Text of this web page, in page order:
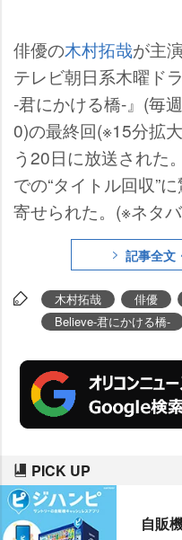
俳優の木村拓哉が主
テレビ朝日系木曜ド
-君にかける橋-』(毎
0)の最終回(※15分拡
う20日に放送された
での“タイトル回収”
寄せられた。(※ネタ
記事全文
木村拓哉 俳優
Believe-君にかける橋-
PICK UP
自販